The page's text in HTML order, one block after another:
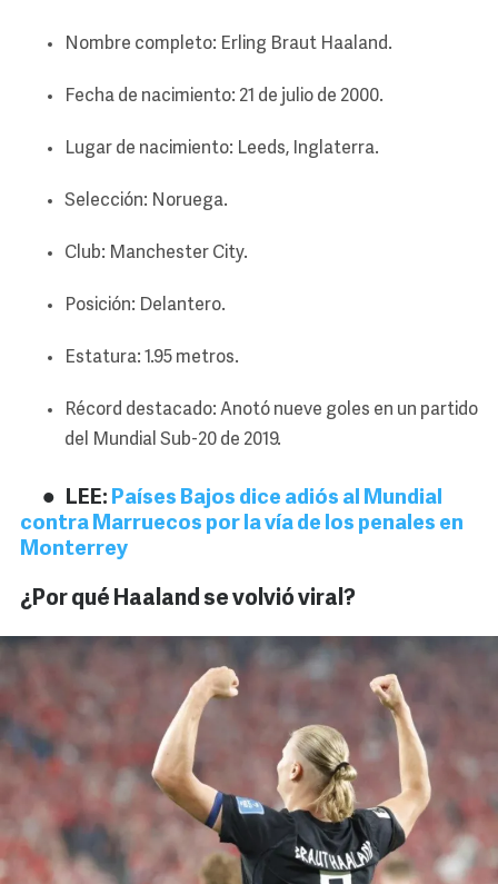
Nombre completo: Erling Braut Haaland.
Fecha de nacimiento: 21 de julio de 2000.
Lugar de nacimiento: Leeds, Inglaterra.
Selección: Noruega.
Club: Manchester City.
Posición: Delantero.
Estatura: 1.95 metros.
Récord destacado: Anotó nueve goles en un partido
del Mundial Sub-20 de 2019.
LEE: Países Bajos dice adiós al Mundial
contra Marruecos por la vía de los penales en
Monterrey
¿Por qué Haaland se volvió viral?